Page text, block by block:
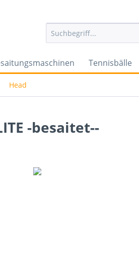
Tennisbälle
Head
-besaitet--